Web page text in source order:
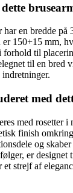
en bredde på
er 150+15 mm,
til
til en bred
med
med rosetter i
finish
og
er designet
strejf af